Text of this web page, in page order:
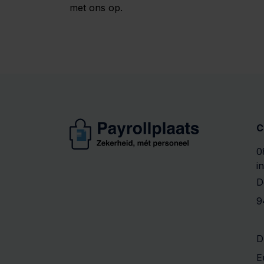
met ons op.